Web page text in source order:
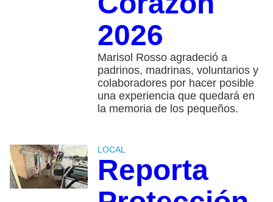
2026
Marisol Rosso agradeció a
padrinos, madrinas, voluntarios y
colaboradores por hacer posible
una experiencia que quedará en
la memoria de los pequeños.
LOCAL
Reporta